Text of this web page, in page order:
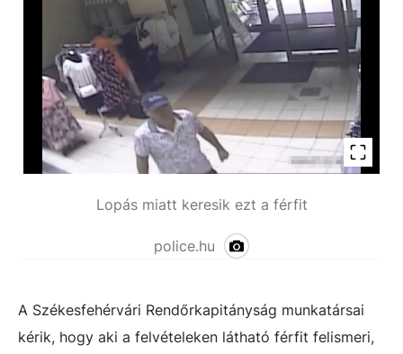
Lopás miatt keresik ezt a férfit
police.hu
A Székesfehérvári Rendőrkapitányság munkatársai
kérik, hogy aki a felvételeken látható férfit felismeri,